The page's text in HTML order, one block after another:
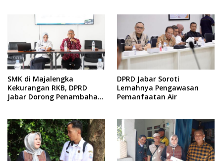
SMK di Majalengka
Kekurangan RKB, DPRD
Jabar Dorong Penambahan
DPRD Jabar Soroti
Lemahnya Pengawasan
Pemanfaatan Air